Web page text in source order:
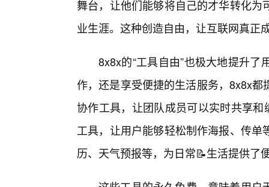
舞台，让他们能够将自己的才华转化
业生涯。这种创造自由，让互联网真正
8x8x的“工具自由”也极大地提升
作，还是享受便捷的生活服务，8x8x
协作工具，让团队成员可以实时共享
工具，让用户能够轻松制作海报、传
历、天气预报等，为日常📝生活提供了